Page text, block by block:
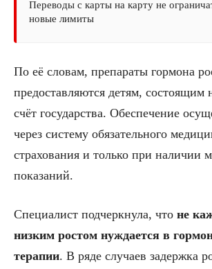
Переводы с карты на карту не
новые лимиты
По её словам, препараты гормона
предоставляются детям, состоящим
счёт государства. Обеспечение
через систему обязательного
страхования и только при наличии
показаний.
Специалист подчеркнула, что не
низким ростом нуждается в
терапии. В ряде случаев задержка